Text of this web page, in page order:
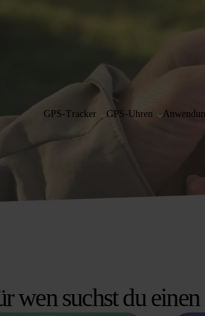
GPS-Tracker GPS-Uhren
wen suchst du